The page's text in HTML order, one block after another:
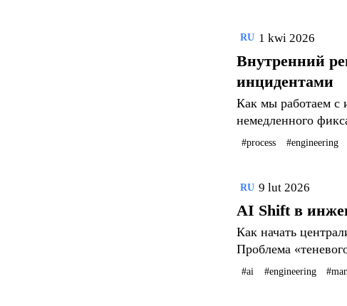
RU 1 kwi 2026
Внутренний
инцидентами
Как мы работаем с
немедленного
#process #engineering
RU 9 lut 2026
AI Shift в
Как начать
Проблема
первых шагов.
#ai #engineering